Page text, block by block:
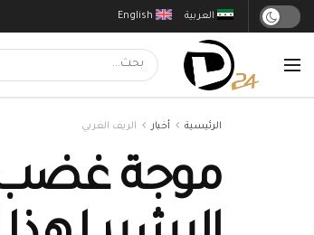
English العربية
الرئيسية أخبار الريف الغربي
موجة غضب